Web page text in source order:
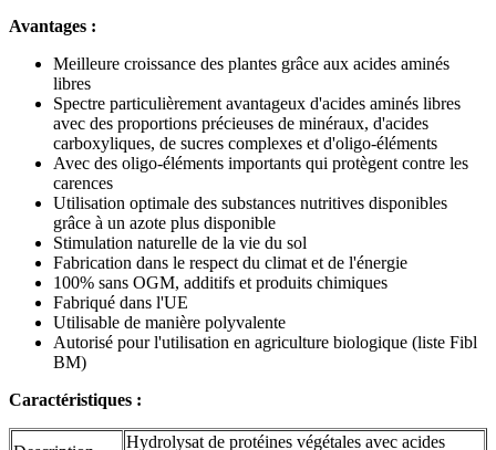
Avantages :
Meilleure croissance des plantes grâce aux acides aminés
libres
Spectre particulièrement avantageux d'acides aminés libres
avec des proportions précieuses de minéraux, d'acides
carboxyliques, de sucres complexes et d'oligo-éléments
Avec des oligo-éléments importants qui protègent contre les
carences
Utilisation optimale des substances nutritives disponibles
grâce à un azote plus disponible
Stimulation naturelle de la vie du sol
Fabrication dans le respect du climat et de l'énergie
100% sans OGM, additifs et produits chimiques
Fabriqué dans l'UE
Utilisable de manière polyvalente
Autorisé pour l'utilisation en agriculture biologique (liste Fibl
BM)
Caractéristiques :
Hydrolysat de protéines végétales avec acides